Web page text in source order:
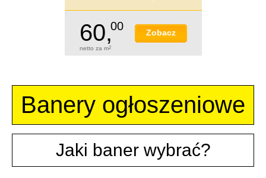
Zobacz
60,00
netto za m2
Banery ogłoszeniowe
Jaki baner wybrać?